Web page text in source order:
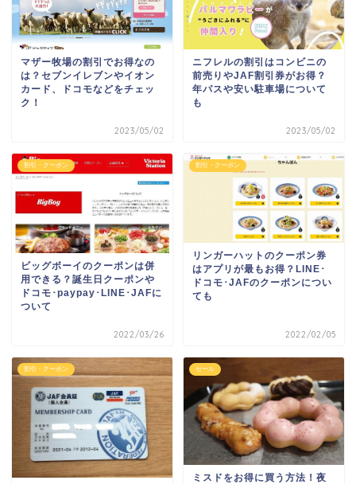
マザー牧場の割引でお得なの
は？セブンイレブンやイオン
カード、ドコモなどをチェッ
ク！
2023/05/02
ニフレルの割引はコンビニの
前売りやJAF割引券がお得？
年パスや安い駐車場について
も
2023/05/02
割引・クーポン
ビッグボーイのクーポンは併
用できる？誕生日クーポンや
ドコモ･paypay･LINE･JAFに
ついて
2022/03/26
割引・クーポン
リンガーハットのクーポン券
はアプリが最もお得？LINE･
ドコモ･JAFのクーポンについ
ても
2022/02/05
割引・クーポン セール
ミスドをお得に買う方法！夜